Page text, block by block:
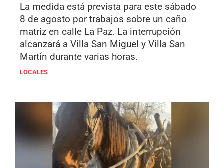
La medida está prevista para este sábado
8 de agosto por trabajos sobre un caño
matriz en calle La Paz. La interrupción
alcanzará a Villa San Miguel y Villa San
Martín durante varias horas.
LOCALES